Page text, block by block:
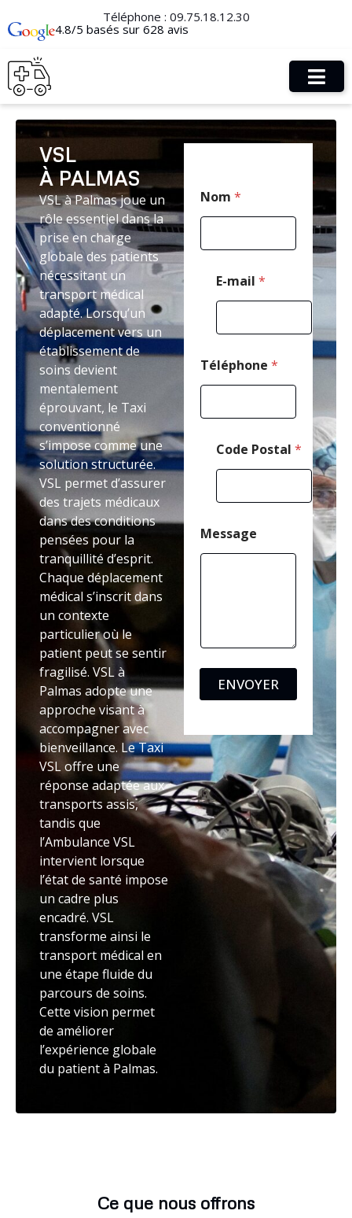
Téléphone : 09.75.18.12.30
4.8/5 basés sur 628 avis
VSL
À PALMAS
VSL à Palmas joue un
rôle essentiel dans la
prise en charge
globale des patients
nécessitant un
transport médical
adapté. Lorsqu’un
déplacement vers un
établissement de
soins devient
mentalement
éprouvant, le Taxi
conventionné
s’impose comme une
solution structurée.
VSL permet d’assurer
des trajets médicaux
dans des conditions
pensées pour la
tranquillité d’esprit.
Chaque déplacement
médical s’inscrit dans
un contexte
particulier où le
patient peut se sentir
fragilisé. VSL à
Palmas adopte une
approche visant à
accompagner avec
bienveillance. Le Taxi
VSL offre une
réponse adaptée aux
transports assis,
tandis que
l’Ambulance VSL
intervient lorsque
l’état de santé impose
un cadre plus
encadré. VSL
transforme ainsi le
transport médical en
une étape fluide du
parcours de soins.
Cette vision permet
de améliorer
l’expérience globale
du patient à Palmas.
Nom *
E-mail *
*
é
l
é
p
h
P
s
l
Téléphone *
Code Postal *
Message
ENVOYER
Ce que nous offrons